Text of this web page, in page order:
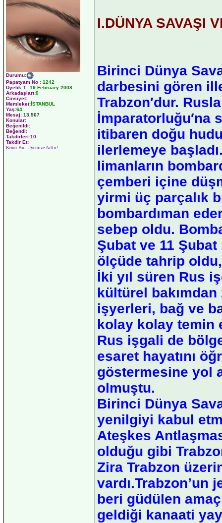
Durumu:
Papatyam No : 1242
Üyelik T.: 19 February 2008
Arkadaşları:0
Cinsiyet:
Memleket:İSTANBUL
Yaş:64
Mesaj: 13.567
Konular:
Beğenildi:
Beğendi:
Takdirleri:10
Takdir Et:
Konu Bu Üyemize Aittir!
I.DÜNYA SAVAŞI
Birinci Dünya
darbesini gören
Trabzon′dur.
İmparatorluğu′na
itibaren doğu
ilerlemeye
limanların
çemberi içine
yirmi üç parçalık
bombardıman
sebep oldu.
Şubat ve 11 Şubat
ölçüde tahrip
İki yıl süren Rus
kültürel bakımdan
işyerleri, bağ ve
kolay kolay temin
Rus işgali de
esaret hayatını
göstermesine yol
olmuştu.
Birinci Dünya
yenilgiyi kabul
Ateşkes
olduğu gibi
Zira Trabzon
vardı.Trabzon’un
beri güdülen
geldiği kanaati